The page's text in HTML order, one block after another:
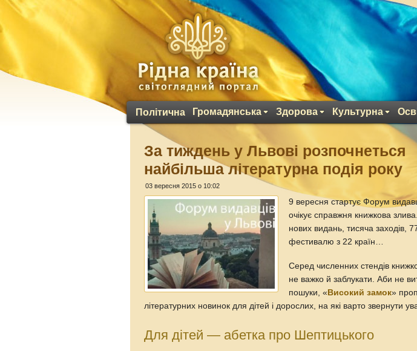
Політична Громадянська Здорова Культурна
За тиждень у Львові розпочнеться
найбільша літературна подія року
03 вересня 2015 о 10:02
9 вересня стартує Форум
очікує справжня книжкова
нових видань, тисяча заходів,
фестивалю з 22 країн…
Серед численних стендів
не важко й заблукати. Аби не
пошуки, « Високий замок»
літературних новинок для дітей і дорослих, на які варто звернути
Для дітей — абетка про Шептицького